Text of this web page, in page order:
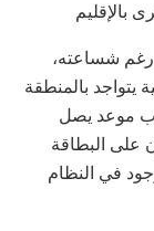
بالإقليم
شساعته،
يتواجد بالمنطقة
موعد يصل
على البطاقة
في النظام